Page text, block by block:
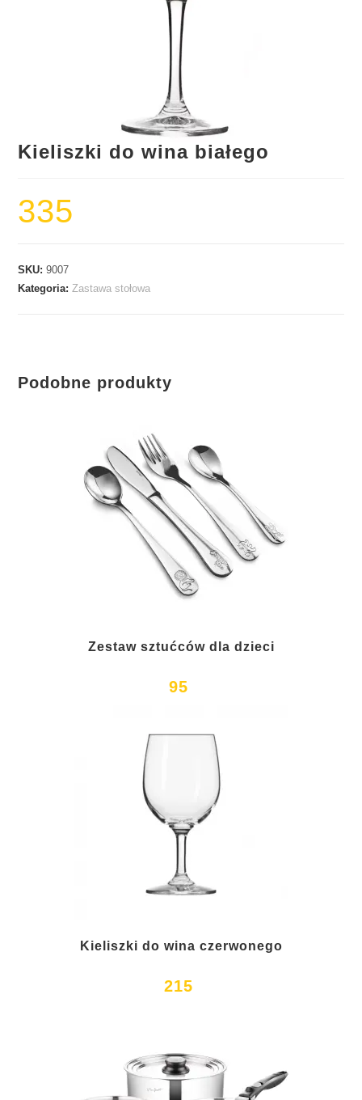
Kieliszki do wina białego
335
SKU:9007
Kategoria:Zastawa stołowa
Podobne produkty
Zestaw sztućców dla dzieci
95
Kieliszki do wina czerwonego
215